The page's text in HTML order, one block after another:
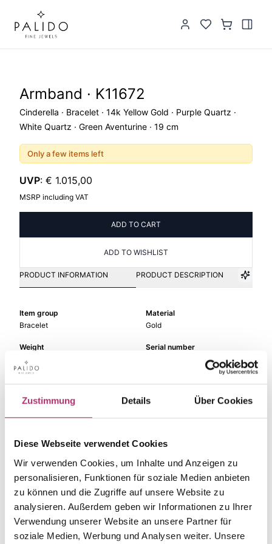
Zustimmung Details Über Cookies
Diese Webseite verwendet Cookies
Wir verwenden Cookies, um Inhalte und Anzeigen zu
personalisieren, Funktionen für soziale Medien anbieten
zu können und die Zugriffe auf unsere Website zu
analysieren. Außerdem geben wir Informationen zu Ihrer
Verwendung unserer Website an unsere Partner für
soziale Medien, Werbung und Analysen weiter. Unsere
Armband · K11672
Cinderella · Bracelet · 14k Yellow Gold · Purple Quartz ·
White Quartz · Green Aventurine · 19 cm
Only a few items left
UVP: € 1.015,00
MSRP including VAT
ADD TO CART
ADD TO WISHLIST
PRODUCT INFORMATION PRODUCT DESCRIPTION
Item group
Bracelet
Material
Gold
Weight
Serial number
1.16.1291.GG.585.372.019
Metal Fineness
Length
19 cm
Gem Color
violett
Gem Type
Colored stone
Gem
quarz lila